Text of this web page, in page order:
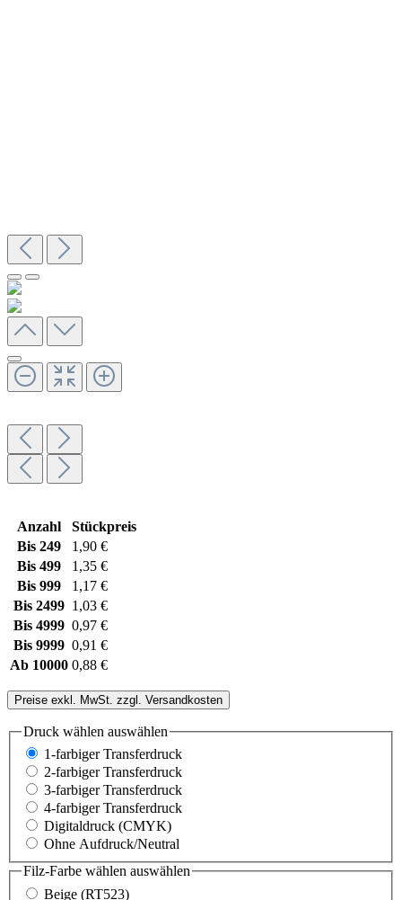
Anzahl
Stückpreis
Bis 249
1,90 €
Bis 499
1,35 €
Bis 999
1,17 €
Bis 2499 1,03 €
Bis 4999 0,97 €
Bis 9999 0,91 €
Ab 10000 0,88 €
Preise exkl. MwSt. zzgl. Versandkosten
Druck wählen auswählen
1-farbiger Transferdruck
2-farbiger Transferdruck
3-farbiger Transferdruck
4-farbiger Transferdruck
Digitaldruck (CMYK)
Ohne Aufdruck/Neutral
Filz-Farbe wählen auswählen
Beige (RT523)